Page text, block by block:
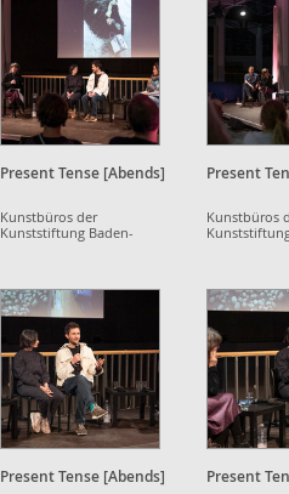
Present Tense [Abends]
Kunstbüros der
Kunststiftung Baden-
Present
Kunstbüros
Present Tense [Abends] Present